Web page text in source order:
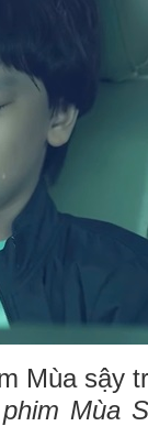
Mùa sậy
Mùa